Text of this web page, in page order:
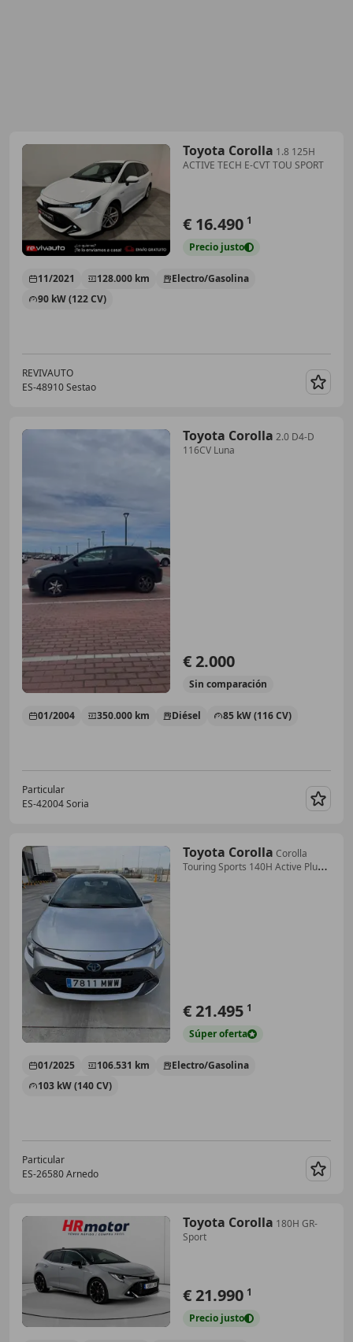
Toyota Corolla 1.8 125H
ACTIVE TECH E-CVT TOU SPORT
€ 16.490 1
Precio justo
11/2021 128.000 km
Electro/Gasolina
90 kW (122 CV)
REVIVAUTO
ES-48910 Sestao
Toyota Corolla 2.0 D4-D
116CV Luna
€ 2.000
Sin comparación
01/2004 350.000 km Diésel 85 kW (116 CV)
Particular
ES-42004 Soria
Toyota Corolla Corolla
Touring Sports 140H Active Plus
€ 21.495 1
Súperoferta
01/2025 106.531 km
Electro/Gasolina
103 kW (140 CV)
Particular
ES-26580 Arnedo
Toyota Corolla 180H GR-
Sport
€ 21.990 1
Precio justo